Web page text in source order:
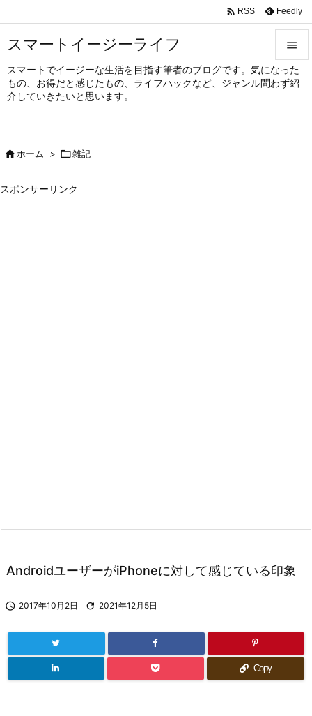
スマートイージーライフ
スマートでイージーな生活を目指す筆者のブログです。気になった
もの、お得だと感じたもの、ライフハックなど、ジャンル問わず紹
介していきたいと思います。


メニュ
サイド
 RSS Feedly
ホーム > 雑記
スポンサーリンク
AndroidユーザーがiPhoneに対して感じている印象
 2017年10月2日  2021年12月5日
Copy